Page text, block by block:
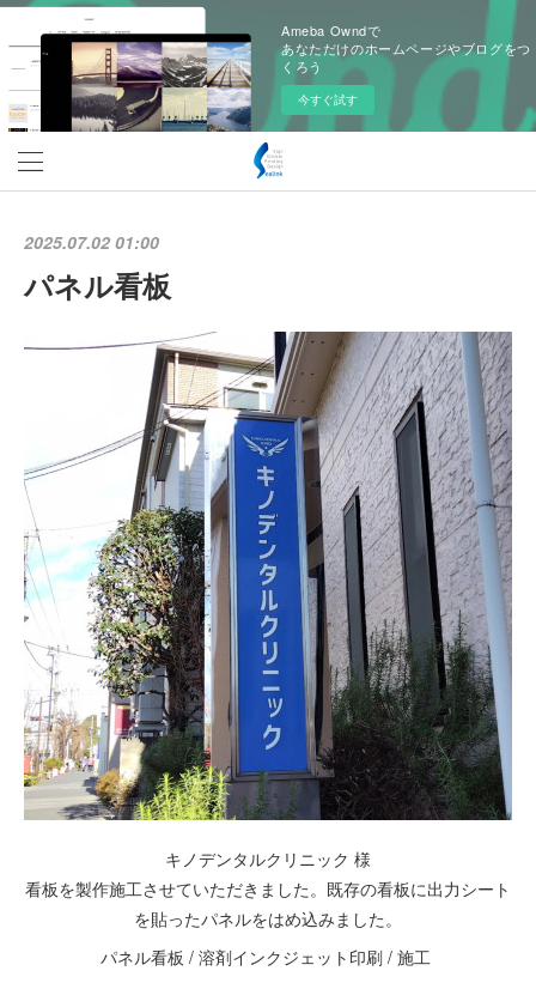
Ameba Owndで
あなただけのホームページやブログをつ
くろう
今すぐ試す
2025.07.02 01:00
パネル看板
キノデンタルクリニック 様
看板を製作施工させていただきました。既存の看板に出力シート
を貼ったパネルをはめ込みました。
パネル看板 / 溶剤インクジェット印刷 / 施工